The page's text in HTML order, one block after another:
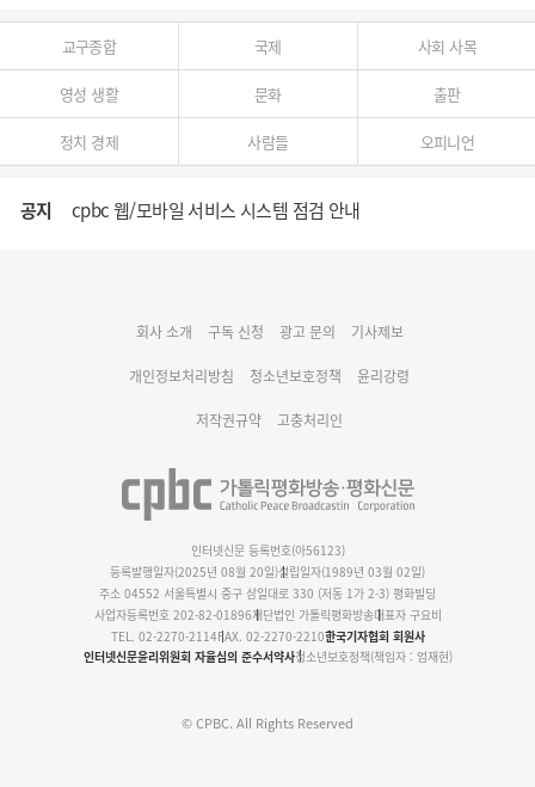
교구종합 국제 사회 사목
영성 생활 문화 출판
정치 경제 사람들 오피니언
공지 cpbc 웹/모바일 서비스 시스템 점검 안내
명동 미디어큐브 & 1898 미디어월 공모전 수상작 발표
회사 소개 구독 신청 광고 문의 기사제보
개인정보처리방침 청소년보호정책 윤리강령
저작권규약 고충처리인
인터넷신문 등록번호(아56123)
등록발행일자(2025년 08월 20일)설립일자(1989년 03월 02일)
주소 04552 서울특별시 중구 삼일대로 330 (저동 1가 2-3) 평화빌딩
사업자등록번호 202-82-01896재단법인 가톨릭평화방송대표자 구요비
TEL. 02-2270-2114FAX. 02-2270-2210한국기자협회 회원사
인터넷신문윤리위원회 자율심의 준수서약사청소년보호정책(책임자 : 엄재현)
© CPBC. All Rights Reserved